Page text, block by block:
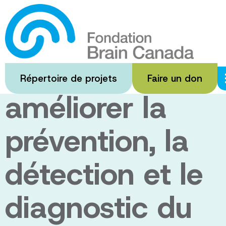
Passer
au
contenu
principal
Répertoire de projets Faire un don
Recherche
innovante pour
améliorer la
prévention, la
détection et le
diagnostic du